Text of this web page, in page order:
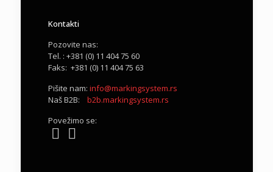
Kontakti
Pozovite nas:
Tel. : +381 (0) 11 404 75 60
Faks: +381 (0) 11 404 75 63
Pišite nam: info@markingsystem.rs
Naš B2B: b2b.markingsystem.rs
Povežimo se: